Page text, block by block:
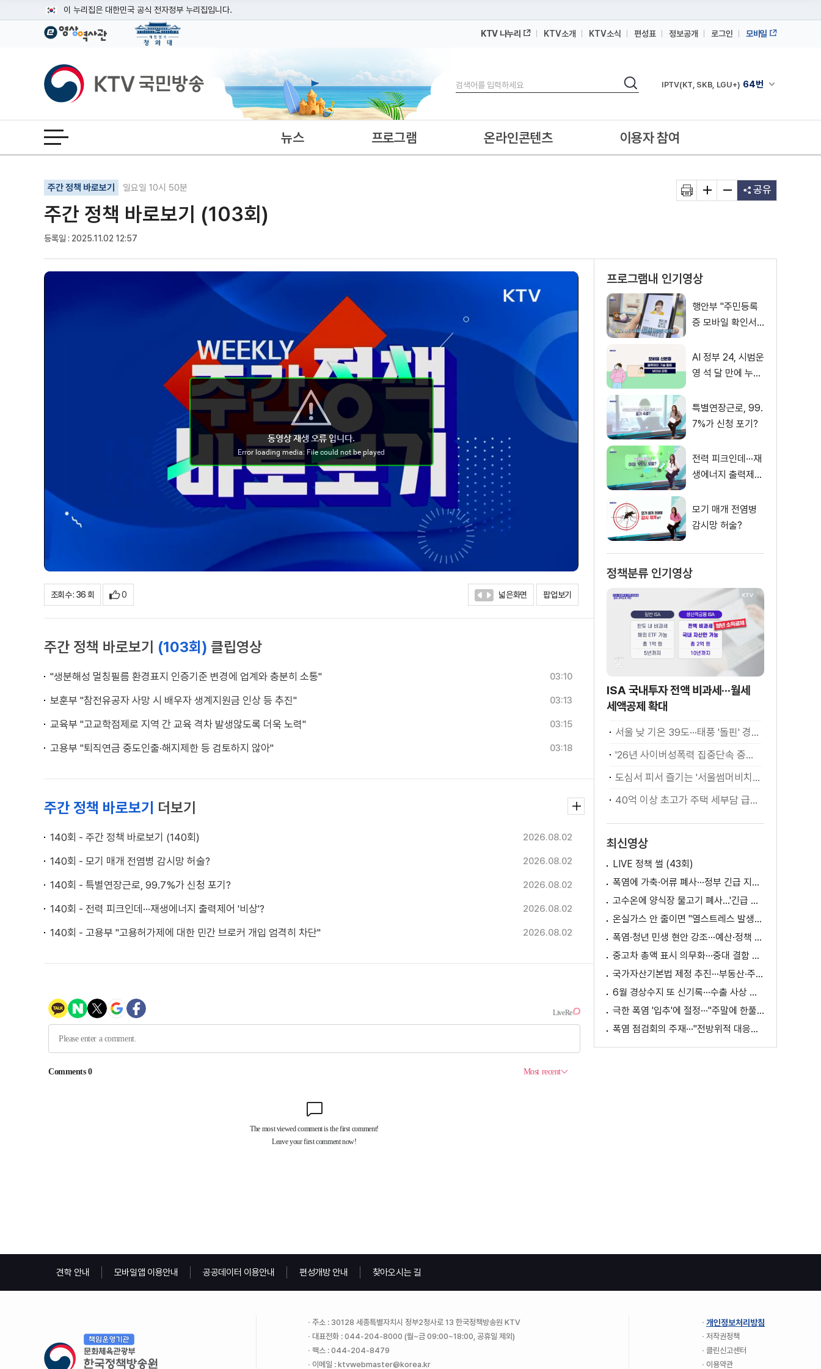
이 누리집은 대한민국 공식 전자정부 누리집입니다.
공식 누리집 주소 확인하기
이밖에 or.kr 또는 .kr등 다른 도메인 주소를 사용하고 있다면 아래 URL에서 도메인 주소를 확인해 보세요
운영중인 공식 누리집보기
KTV 나누리 KTV소개 KTV소식 편성표 정보공개 로그인 모바일
KTV국민방송
검색
검색 채널안내 펼쳐
IPTV(KT, SKB, LGU+) 64번
IPTV(KT, SKB, LGU+)
전체메뉴 열기 뉴스 프로그램 온라인콘텐츠 이용자 참여
주간 정책 바로보기 일요일 10시 50분
주간 정책 바로보기 (103회)
등록일 : 2025.11.02 12:57
기사인쇄
글자확대
글자축소 공유
조회수 : 36 회 0 넓은화면 팝업보기
주간 정책 바로보기 (103회) 클립영상
"생분해성 멀칭필름 환경표지 인증기준 변경에 업계와 충분히 소통" 03:10
보훈부 "참전유공자 사망 시 배우자 생계지원금 인상 등 추진" 03:13
교육부 "고교학점제로 지역 간 교육 격차 발생않도록 더욱 노력" 03:15
고용부 "퇴직연금 중도인출·해지제한 등 검토하지 않아" 03:18
주간 정책 바로보기 더보기
140회 - 주간 정책 바로보기 (140회) 2026.08.02
140회 - 모기 매개 전염병 감시망 허술? 2026.08.02
140회 - 특별연장근로, 99.7%가 신청 포기? 2026.08.02
140회 - 전력 피크인데···재생에너지 출력제어 '비상'? 2026.08.02
140회 - 고용부 "고용허가제에 대한 민간 브로커 개입 엄격히 차단" 2026.08.02
프로그램내 인기영상
행안부 "주민등록
증 모바일 확인서
검증으로 손쉽게
확인"
AI 정부 24, 시범운
영 석 달 만에 누적
명 넘어
특별연장근로, 99.
7%가 신청 포기?
전력 피크인데···재
생에너지 출력제어
모기 매개 전염병
감시망 허술?
정책분류 인기영상
ISA 국내투자 전액 비과세···월세
세액공제 확대
서울 낮 기온 39도···태풍 '돌핀' 경로 변수
'26년 사이버성폭력 집중단속 중간성과 발표···향후 추진계획은?
도심서 피서 즐기는 '서울썸머비치' 인기몰이
40억 이상 초고가 주택 세부담 급증···실수요자 보호 강화
최신영상
LIVE 정책 썰 (43회)
폭염에 가축·어류 폐사···정부 긴급 지원책 마련
고수온에 양식장 물고기 폐사...'긴급 방류' 지원
온실가스 안 줄이면 "열스트레스 발생일 29배 증가"
폭염·청년 민생 현안 강조···예산·정책 방향 제시
중고차 총액 표시 의무화···중대 결함 시 '계약 해제'
국가자산기본법 제정 추진···부동산·주식 등 통합 관리
6월 경상수지 또 신기록···수출 사상 첫 1천억 달러
극한 폭염 '입추'에 절정···"주말에 한풀 꺾인다"
폭염 점검회의 주재···"전방위적 대응체계 가동"
견학 안내 모바일앱 이용안내 공공데이터 이용안내 편성개방 안내 찾아오시는 길
주소 : 30128 세종특별자치시 정부2청사로 13 한국정책방송원 KTV
대표전화 : 044-204-8000 (월~금 09:00~18:00, 공휴일 제외)
팩스 : 044-204-8479
이메일 : ktvwebmaster@korea.kr
개인정보처리방침
저작권정책
클린신고센터
이용약관